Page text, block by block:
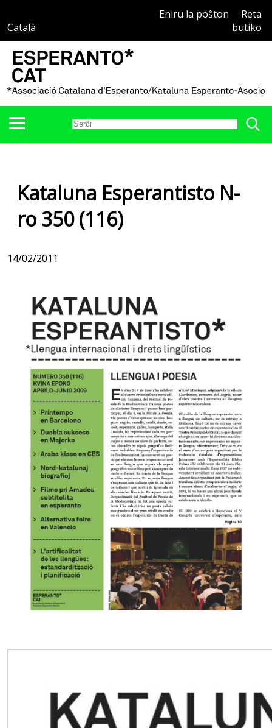
Català
Eniru la poŝton
Reta
butiko
Kataluna Esperantisto N-
ro 350 (116)
14/02/2011